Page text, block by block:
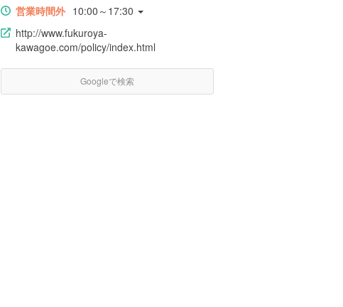
営業時間外 10:00～17:30
http://www.fukuroya-
kawagoe.com/policy/index.html
Googleで検索